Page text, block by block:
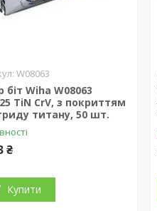
W08063
біт Wiha W08063
TiN CrV, з покриттям
титану, 50 шт.
₴
Купити